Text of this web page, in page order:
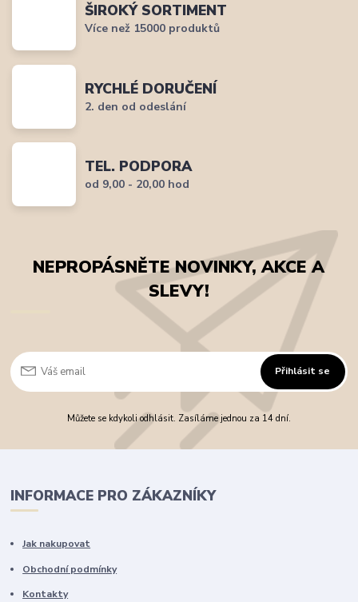
ŠIROKÝ SORTIMENT
Více než 15000 produktů
RYCHLÉ DORUČENÍ
2. den od odeslání
TEL. PODPORA
od 9,00 - 20,00 hod
NEPROPÁSNĚTE NOVINKY, AKCE A
SLEVY!
Přihlásit se
Můžete se kdykoli odhlásit. Zasíláme jednou za 14 dní.
INFORMACE PRO ZÁKAZNÍKY
Jak nakupovat
Obchodní podmínky
Kontakty